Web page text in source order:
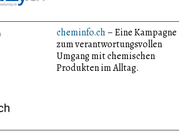
cheminfo.ch– Eine Kampagne
zum verantwortungsvollen
Umgang mit chemischen
Produkten im Alltag.